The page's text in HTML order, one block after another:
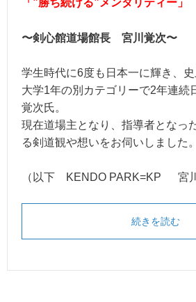
「”勝ち続ける”メンタリティー」
〜剣心館道場館長 宮川覚次〜
学生時代に6度も日本一に輝き、史
大学1年の別カテゴリーで2年連続
覚次氏。
現在道場主となり、指導者となっ
る剣道観や想いをお伺いしました。
（以下 KENDO PARK=KP 宮川
続きを読む